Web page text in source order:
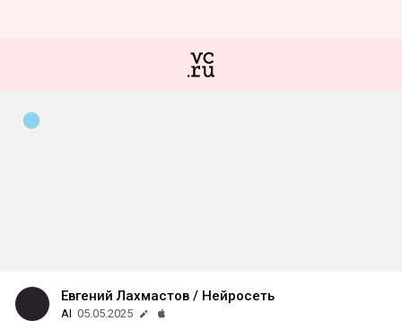
Евгений Лахмастов / Нейросеть
AI 05.05.2025